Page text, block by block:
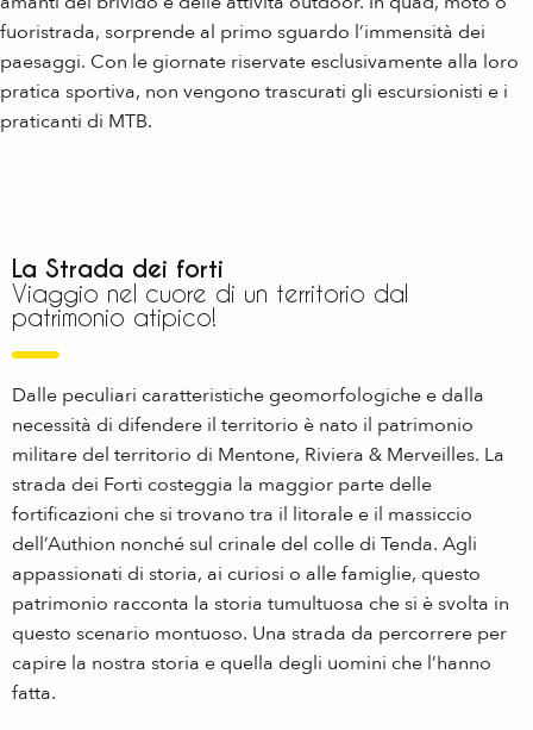
fuoristrada, sorprende al primo sguardo l’immensità dei
paesaggi. Con le giornate riservate esclusivamente alla loro
pratica sportiva, non vengono trascurati gli escursionisti e i
praticanti di MTB.
La Strada dei forti
Viaggio nel cuore di un territorio dal
patrimonio atipico!
Dalle peculiari caratteristiche geomorfologiche e dalla
necessità di difendere il territorio è nato il patrimonio
militare del territorio di Mentone, Riviera & Merveilles. La
strada dei Forti costeggia la maggior parte delle
fortificazioni che si trovano tra il litorale e il massiccio
dell’Authion nonché sul crinale del colle di Tenda. Agli
appassionati di storia, ai curiosi o alle famiglie, questo
patrimonio racconta la storia tumultuosa che si è svolta in
questo scenario montuoso. Una strada da percorrere per
capire la nostra storia e quella degli uomini che l’hanno
fatta.